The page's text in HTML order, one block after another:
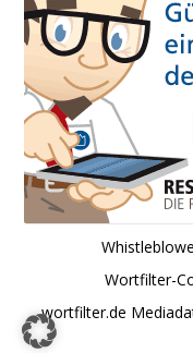
Wortfilter-
wortfilter.de